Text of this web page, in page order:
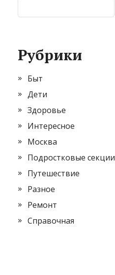
Рубрики
Быт
Дети
Здоровье
Интересное
Москва
Подростковые секции
Путешествие
Разное
Ремонт
Справочная